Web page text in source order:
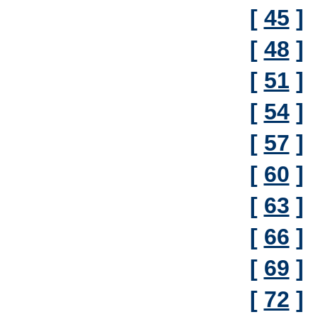
[ 45 ]
[ 48 ]
[ 51 ]
[ 54]
[ 57 ]
[ 60 ]
[ 63 ]
[ 66 ]
[ 69 ]
[ 72 ]